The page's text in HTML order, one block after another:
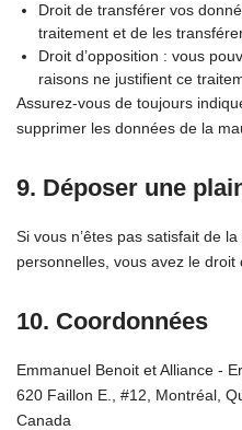
Droit de transférer vos
traitement et de les
Droit d’opposition : vous
raisons ne justifient ce
Assurez-vous de toujours
supprimer les données de la
9. Déposer une
Si vous n’êtes pas satisfait de
personnelles, vous avez le
10. Coordonnées
Emmanuel Benoit et Alliance -
620 Faillon E., #12, Montréal,
Canada